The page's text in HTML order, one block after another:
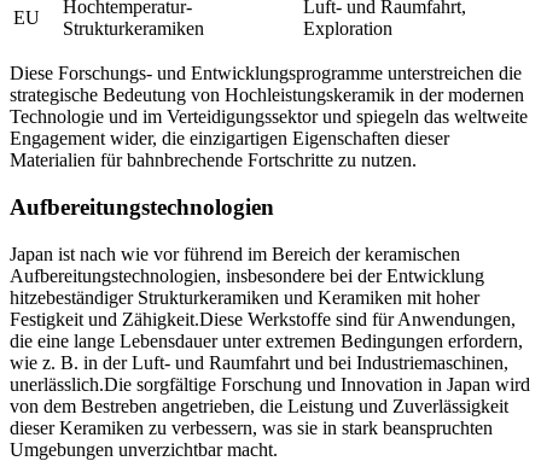
EU
Hochtemperatur-
Strukturkeramiken
Luft- und Raumfahrt,
Exploration
Diese Forschungs- und Entwicklungsprogramme unterstreichen die
strategische Bedeutung von Hochleistungskeramik in der modernen
Technologie und im Verteidigungssektor und spiegeln das weltweite
Engagement wider, die einzigartigen Eigenschaften dieser
Materialien für bahnbrechende Fortschritte zu nutzen.
Aufbereitungstechnologien
Japan ist nach wie vor führend im Bereich der keramischen
Aufbereitungstechnologien, insbesondere bei der Entwicklung
hitzebeständiger Strukturkeramiken und Keramiken mit hoher
Festigkeit und Zähigkeit.Diese Werkstoffe sind für Anwendungen,
die eine lange Lebensdauer unter extremen Bedingungen erfordern,
wie z. B. in der Luft- und Raumfahrt und bei Industriemaschinen,
unerlässlich.Die sorgfältige Forschung und Innovation in Japan wird
von dem Bestreben angetrieben, die Leistung und Zuverlässigkeit
dieser Keramiken zu verbessern, was sie in stark beanspruchten
Umgebungen unverzichtbar macht.